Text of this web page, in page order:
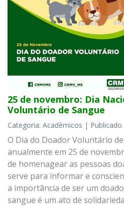
25 de novembro: Dia
Voluntário de Sangue
Categoria: Acadêmicos | Publicado
O Dia do Doador Voluntário
anualmente em 25 de
de homenagear as pessoas
serve para informar e
a importância de ser um
sangue é um ato de